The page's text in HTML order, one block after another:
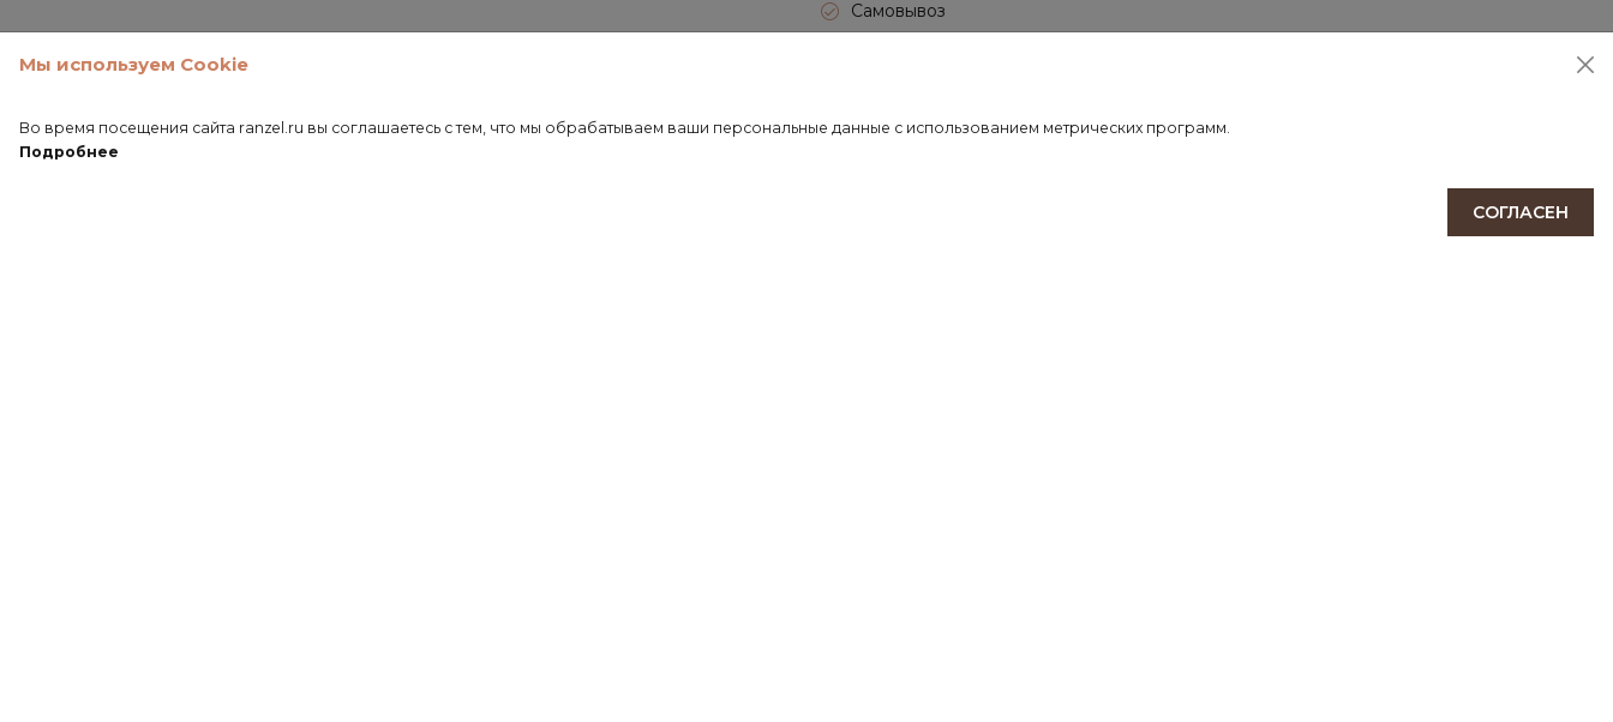
Самовывоз
Передача товара в службу доставки осуществляется после 100% предоплаты.
Мы используем Cookie
Во время посещения сайта ranzel.ru вы соглашаетесь с тем, что мы обрабатываем ваши персональные данные с использованием метрических программ.
Подробнее
СОГЛАСЕН